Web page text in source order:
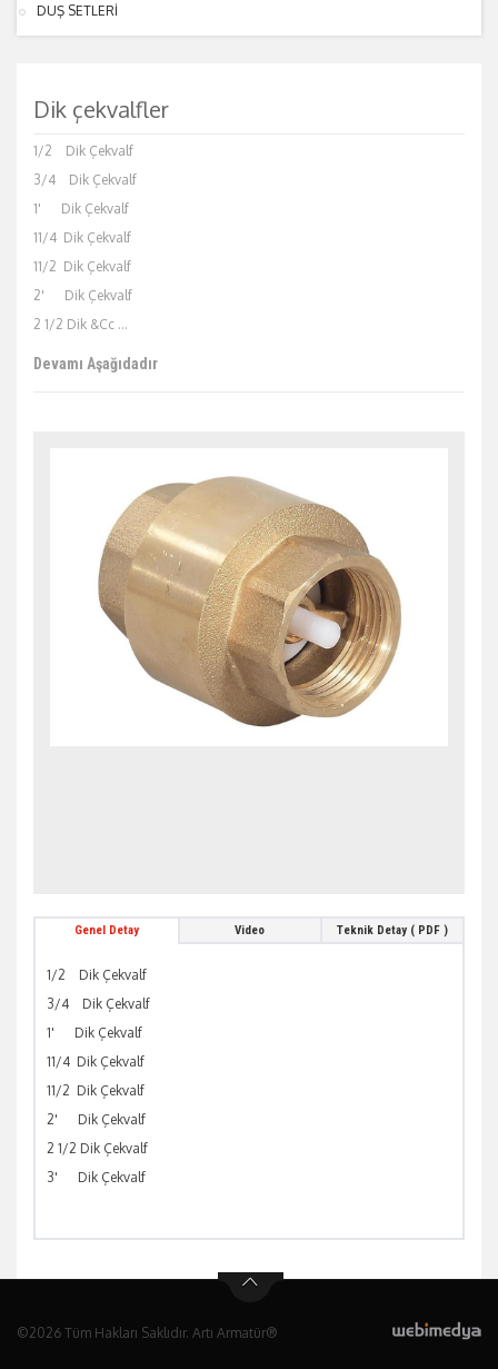
DUŞ SETLERİ
Dik çekvalfler
1/2 Dik Çekvalf
3/4 Dik Çekvalf
1' Dik Çekvalf
11/4 Dik Çekvalf
11/2 Dik Çekvalf
2' Dik Çekvalf
2 1/2 Dik &Cc ...
Devamı Aşağıdadır
Genel Detay Video Teknik Detay ( PDF )
1/2 Dik Çekvalf
3/4 Dik Çekvalf
1' Dik Çekvalf
11/4 Dik Çekvalf
11/2 Dik Çekvalf
2' Dik Çekvalf
2 1/2 Dik Çekvalf
3' Dik Çekvalf
©2026 Tüm Hakları Saklıdır. Artı Armatür®